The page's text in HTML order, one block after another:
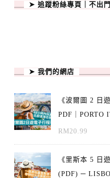
➤ 追蹤粉絲專頁｜不出
➤ 我們的網店
《波爾圖 2 日
PDF｜PORTO
RM20.99
《里斯本 5 日
(PDF) ─